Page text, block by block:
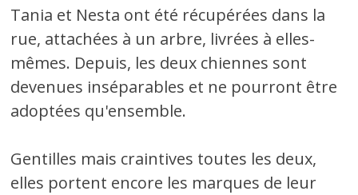
Tania et Nesta ont été récupérées dans la
rue, attachées à un arbre, livrées à elles-
mêmes. Depuis, les deux chiennes sont
devenues inséparables et ne pourront être
adoptées qu'ensemble.
Gentilles mais craintives toutes les deux,
elles portent encore les marques de leur